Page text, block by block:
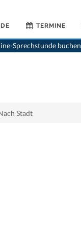
TERMINE
Sprechstunde buchen